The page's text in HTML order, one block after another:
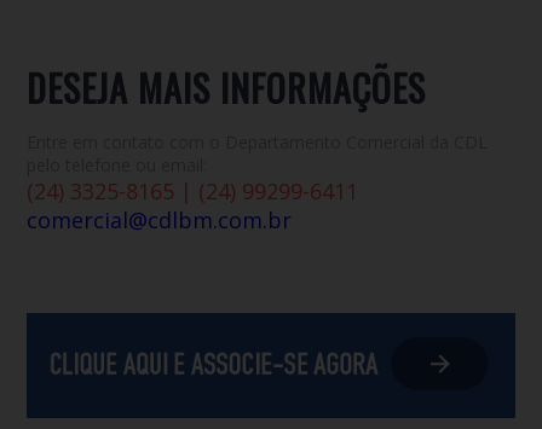
DESEJA MAIS INFORMAÇÕES
(24) 3325-8165 | (24) 99299-6411
comercial@cdlbm.com.br